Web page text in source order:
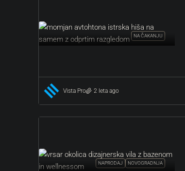
NA ČAKANJU
Vista Pro 2 leta ago
NAPRODAJ NOVOGRADNJA